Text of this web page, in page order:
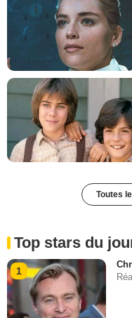
Toutes
Top stars du
1